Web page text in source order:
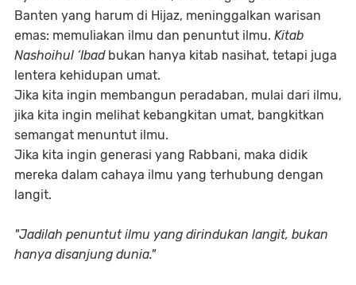
Banten yang harum di Hijaz, meninggalkan warisan
emas: memuliakan ilmu dan penuntut ilmu. Kitab
Nashoihul ‘Ibadbukan hanya kitab nasihat, tetapi juga
lentera kehidupan umat.
Jika kita ingin membangun peradaban, mulai dari ilmu,
jika kita ingin melihat kebangkitan umat, bangkitkan
semangat menuntut ilmu.
Jika kita ingin generasi yang Rabbani, maka didik
mereka dalam cahaya ilmu yang terhubung dengan
langit.
"Jadilah penuntut ilmu yang dirindukan langit, bukan
hanya disanjung dunia."